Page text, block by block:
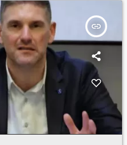
insert_link